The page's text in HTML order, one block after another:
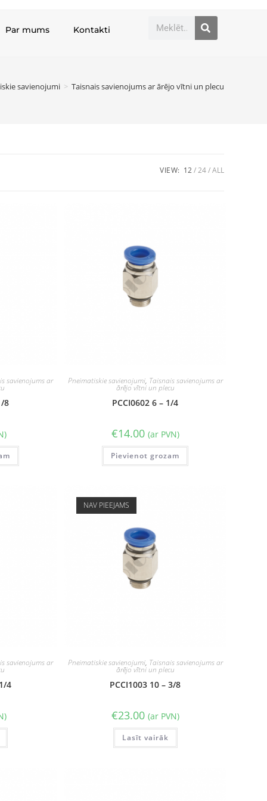
Par mums Kontakti
savienojumi > Taisnais savienojums ar ārējo vītni un plecu
VIEW: 12 24 ALL
savienojums ar
8
Pneimatiskie savienojumi, Taisnais savienojums ar
ārējo vītni un plecu
PCCI0602 6 – 1/4
€14.00 (ar PVN)
Pievienot grozam
savienojums ar
4
NAV PIEEJAMS
Pneimatiskie savienojumi, Taisnais savienojums ar
ārējo vītni un plecu
PCCI1003 10 – 3/8
€23.00 (ar PVN)
Lasīt vairāk